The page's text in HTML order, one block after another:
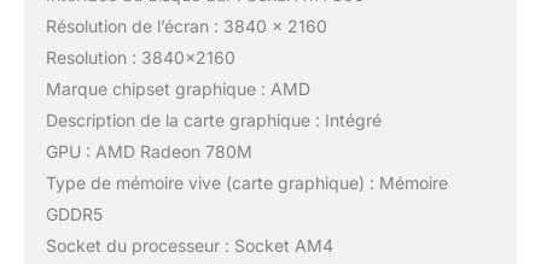
Résolution de l’écran : 3840 x 2160
Resolution : 3840×2160
Marque chipset graphique : AMD
Description de la carte graphique : Intégré
GPU : AMD Radeon 780M
Type de mémoire vive (carte graphique) : Mémoire
GDDR5
Socket du processeur : Socket AM4